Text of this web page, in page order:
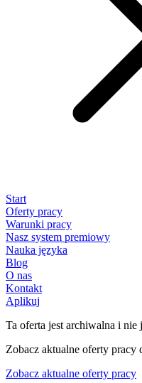
Start
Oferty pracy
Warunki pracy
Nasz system premiowy
Nauka języka
Blog
O nas
Kontakt
Aplikuj
Ta oferta jest archiwalna i nie
Zobacz aktualne oferty pracy
Zobacz aktualne oferty pracy